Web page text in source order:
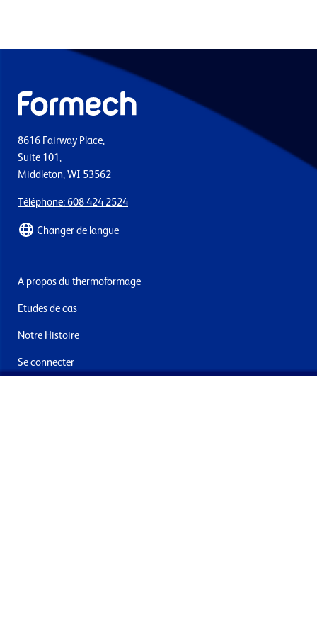
8616 Fairway Place,
Suite 101,
Middleton, WI 53562
Téléphone: 608 424 2524
Changer de langue
A propos du thermoformage
Etudes de cas
Notre Histoire
Se connecter